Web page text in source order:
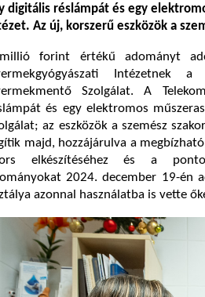
digitális réslámpát és egy
Az új, korszerű eszközök a
forint értékű adományt
Intézetnek
Szolgálat. A
és egy elektromos
az eszközök a szemész
majd, hozzájárulva a
elkészítéséhez és a
2024. december 19-én
azonnal használatba is vette